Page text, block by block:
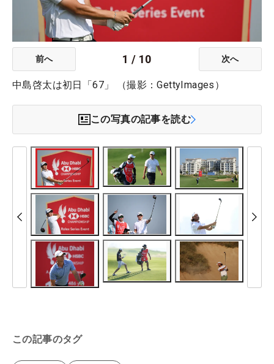
前へ 1 / 10 次へ
中島啓太は初日「67」 （撮影：GettyImages）
この写真の記事を読む
この記事のタグ